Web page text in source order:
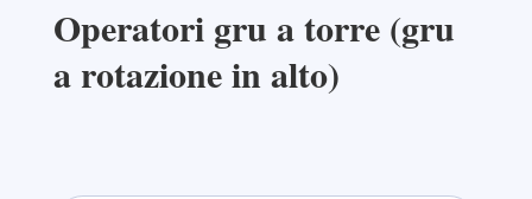
Operatori gru a torre (gru
a rotazione in alto)